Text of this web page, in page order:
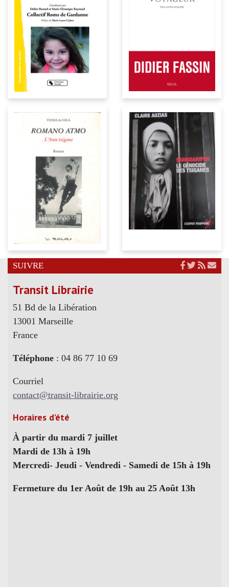
SUIVRE
Transit Librairie
51 Bd de la Libération
13001 Marseille
France
Téléphone : 04 86 77 10 69
Courriel
contact@transit-librairie.org
Horaires d’été
À partir du mardi 7 juillet
Mardi de 13h à 19h
Mercredi- Jeudi - Vendredi - Samedi de 15h à 19h
Fermeture du 1er Août de 19h au 25 Août 13h